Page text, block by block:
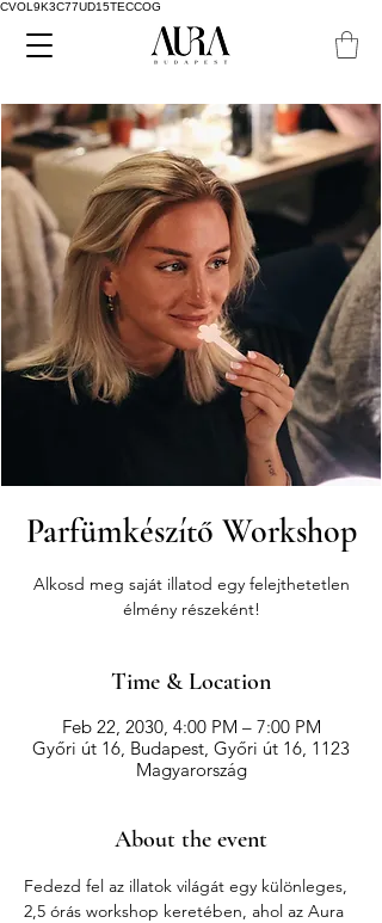
CVOL9K3C77UD15TECCOG
Parfümkészítő Workshop
Alkosd meg saját illatod egy felejthetetlen
élmény részeként!
Time & Location
Feb 22, 2030, 4:00 PM – 7:00 PM
Győri út 16, Budapest, Győri út 16, 1123
Magyarország
About the event
Fedezd fel az illatok világát egy különleges,
2,5 órás workshop keretében, ahol az Aura